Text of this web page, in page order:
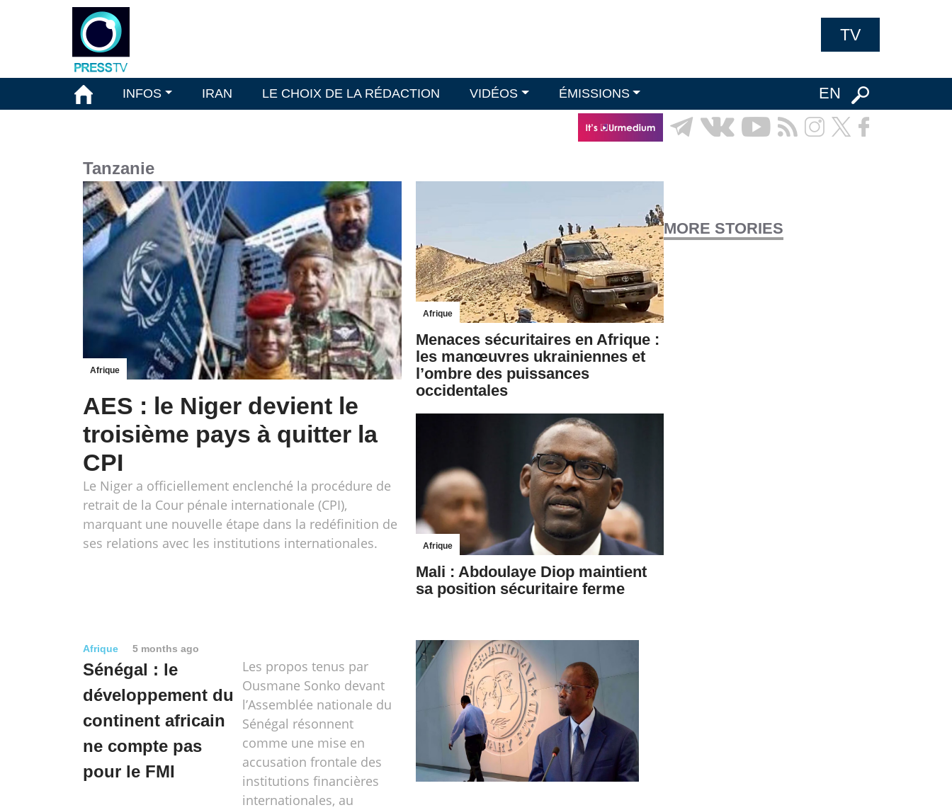
TV
INFOS IRAN LE CHOIX DE LA RÉDACTION VIDÉOS ÉMISSIONS EN
Tanzanie
Afrique
AES : le Niger devient le
troisième pays à quitter la
CPI
Le Niger a officiellement enclenché la procédure de
retrait de la Cour pénale internationale (CPI),
marquant une nouvelle étape dans la redéfinition de
ses relations avec les institutions internationales.
Afrique
Menaces sécuritaires en Afrique :
les manœuvres ukrainiennes et
l’ombre des puissances
occidentales
Afrique
Mali : Abdoulaye Diop maintient
sa position sécuritaire ferme
MORE STORIES
Afrique 5 months ago
Sénégal : le
développement du
continent africain
ne compte pas
pour le FMI
Les propos tenus par
Ousmane Sonko devant
l’Assemblée nationale du
Sénégal résonnent
comme une mise en
accusation frontale des
institutions financières
internationales, au